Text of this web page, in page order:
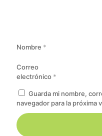
Nombre *
Correo
electrónico *
Guarda mi nombre,
navegador para la próxima